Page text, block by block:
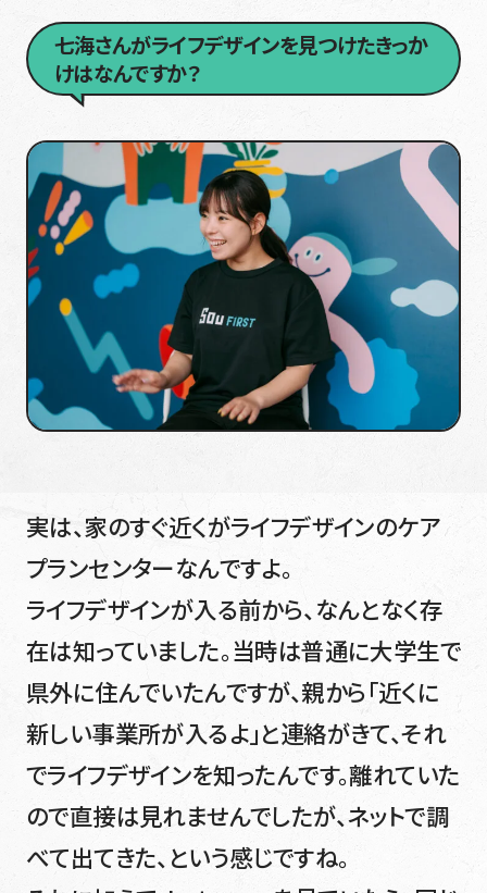
七海さんがライフデザインを見つけたきっか
けはなんですか？
実は、家のすぐ近くがライフデザインのケア
プランセンターなんですよ。
ライフデザインが入る前から、なんとなく存
在は知っていました。当時は普通に大学生で
県外に住んでいたんですが、親から「近くに
新しい事業所が入るよ」と連絡がきて、それ
でライフデザインを知ったんです。離れていた
ので直接は見れませんでしたが、ネットで調
べて出てきた、という感じですね。